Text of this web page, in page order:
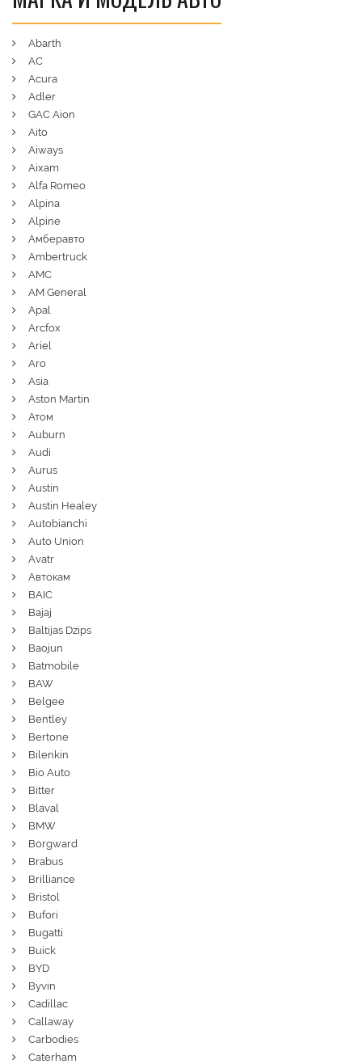
Abarth
AC
Acura
Adler
GAC Aion
Aito
Aiways
Aixam
Alfa Romeo
Alpina
Alpine
Амберавто
Ambertruck
AMC
AM General
Apal
Arcfox
Ariel
Aro
Asia
Aston Martin
Атом
Auburn
Audi
Aurus
Austin
Austin Healey
Autobianchi
Auto Union
Avatr
Автокам
BAIC
Bajaj
Baltijas Dzips
Baojun
Batmobile
BAW
Belgee
Bentley
Bertone
Bilenkin
Bio Auto
Bitter
Blaval
BMW
Borgward
Brabus
Brilliance
Bristol
Bufori
Bugatti
Buick
BYD
Byvin
Cadillac
Callaway
Carbodies
Caterham